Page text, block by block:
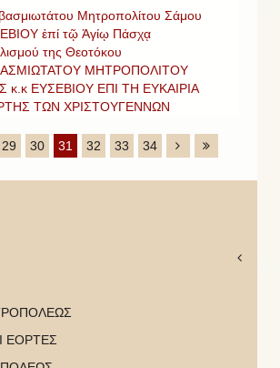
Μητροπολίτου Σάμου
ἐπί τῷ Ἁγίῳ Πάσχᾳ
της Θεοτόκου
ΜΗΤΡΟΠΟΛΙΤΟΥ
κ.κ ΕΥΣΕΒΙΟΥ ΕΠΙ ΤΗ ΕΥΚΑΙΡΙΑ
ΤΩΝ ΧΡΙΣΤΟΥΓΕΝΝΩΝ
29 30 31 32 33 34
ΕΟΡΤΕΣ